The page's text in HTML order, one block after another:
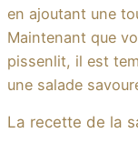
en ajoutant une
Maintenant que
pissenlit, il est
une salade
La recette de la